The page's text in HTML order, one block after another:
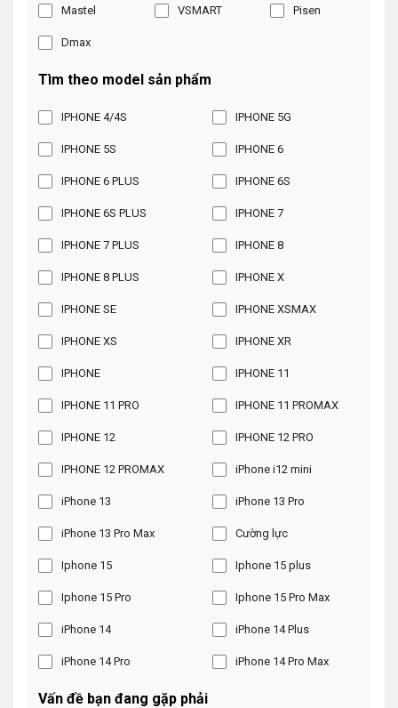
Mastel VSMART Pisen
Dmax
Tìm theo model sản phẩm
IPHONE 4/4S IPHONE 5G
IPHONE 5S IPHONE 6
IPHONE 6 PLUS IPHONE 6S
IPHONE 6S PLUS IPHONE 7
IPHONE 7 PLUS IPHONE 8
IPHONE 8 PLUS IPHONE X
IPHONE SE IPHONE XSMAX
IPHONE XS IPHONE XR
IPHONE IPHONE 11
IPHONE 11 PRO IPHONE 11 PROMAX
IPHONE 12 IPHONE 12 PRO
IPHONE 12 PROMAX iPhone i12 mini
iPhone 13 iPhone 13 Pro
iPhone 13 Pro Max Cường lực
Iphone 15 Iphone 15 plus
Iphone 15 Pro Iphone 15 Pro Max
iPhone 14 iPhone 14 Plus
iPhone 14 Pro iPhone 14 Pro Max
Vấn đề bạn đang gặp phải